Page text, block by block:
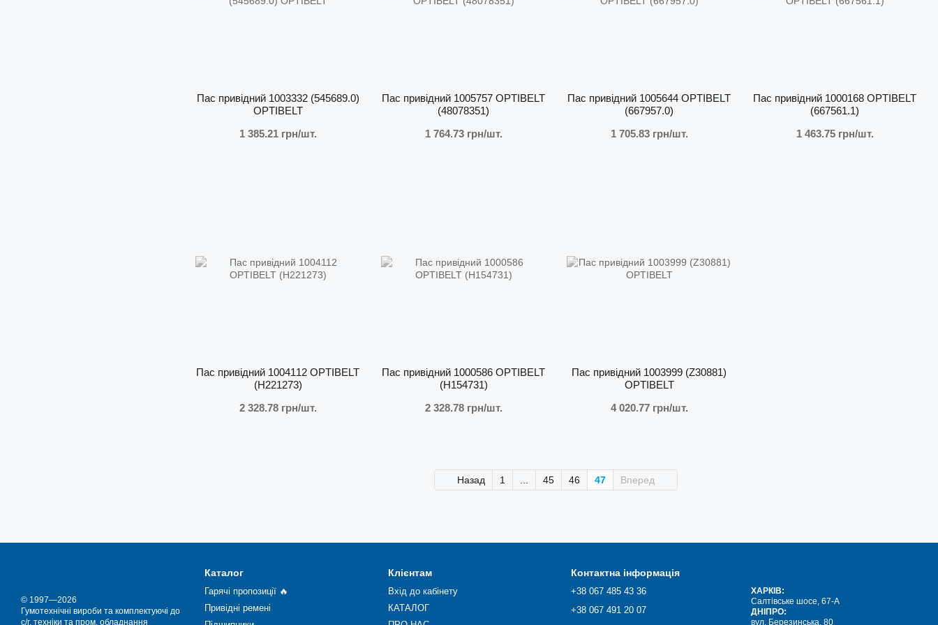
Пас привідний 1003332 (545689.0)
OPTIBELT
1 385.21 грн/шт.
Пас привідний 1005757 OPTIBELT
(48078351)
1 764.73 грн/шт.
Пас привідний 1005644 OPTIBELT
(667957.0)
1 705.83 грн/шт.
Пас привідний 1000168 OPTIBELT
(667561.1)
1 463.75 грн/шт.
Пас привідний 1004112 OPTIBELT
(H221273)
2 328.78 грн/шт.
Пас привідний 1000586 OPTIBELT
(H154731)
2 328.78 грн/шт.
Пас привідний 1003999 (Z30881)
OPTIBELT
4 020.77 грн/шт.
Назад 1 45 46 47 Вперед
© 1997—2026
Гумотехнічні вироби та комплектуючі до
с/г. техніки та пром. обладнання
Каталог
Гарячі пропозиції 🔥
Привідні ремені
Клієнтам
Вхід до кабінету
КАТАЛОГ
Контактна інформація
+38 067 485 43 36
+38 067 491 20 07
ХАРКІВ:
Салтівське шосе, 67-А
ДНІПРО:
вул. Березинська, 80